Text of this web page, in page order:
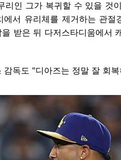
리인 그가 복귀할 수 있을 것
서 유리체를 제거하는 관
받은 뒤 다저스타디움에서
감독도 "디아즈는 정말 잘 회